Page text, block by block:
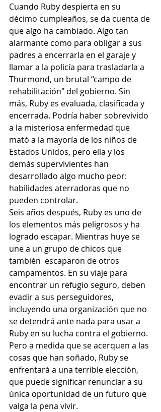
Cuando Ruby despierta en su
décimo cumpleaños, se da cuenta de
que algo ha cambiado. Algo tan
alarmante como para obligar a sus
padres a encerrarla en el garaje y
llamar a la policía para trasladarla a
Thurmond, un brutal “campo de
rehabilitación" del gobierno. Sin
más, Ruby es evaluada, clasificada y
encerrada. Podría haber sobrevivido
a la misteriosa enfermedad que
mató a la mayoría de los niños de
Estados Unidos, pero ella y los
demás supervivientes han
desarrollado algo mucho peor:
habilidades aterradoras que no
pueden controlar.
Seis años después, Ruby es uno de
los elementos más peligrosos y ha
logrado escapar. Mientras huye se
une a un grupo de chicos que
también  escaparon de otros
campamentos. En su viaje para
encontrar un refugio seguro, deben
evadir a sus perseguidores,
incluyendo una organización que no
se detendrá ante nada para usar a
Ruby en su lucha contra el gobierno.
Pero a medida que se acerquen a las
cosas que han soñado, Ruby se
enfrentará a una terrible elección,
que puede significar renunciar a su
única oportunidad de un futuro que
valga la pena vivir.